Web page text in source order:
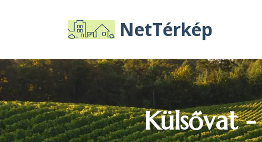
NetTérkép
Külsővat